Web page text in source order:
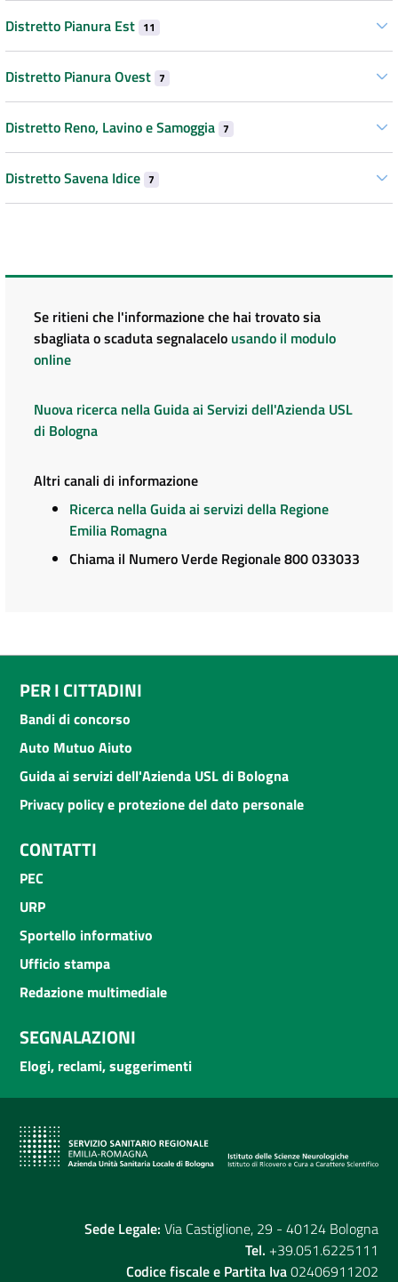
Distretto Pianura Est 11
Distretto Pianura Ovest 7
Distretto Reno, Lavino e Samoggia 7
Distretto Savena Idice 7
Se ritieni che l'informazione che hai trovato sia
sbagliata o scaduta segnalacelo usando il modulo
online
Nuova ricerca nella Guida ai Servizi dell'Azienda USL
di Bologna
Altri canali di informazione
Ricerca nella Guida ai servizi della Regione
Emilia Romagna
Chiama il Numero Verde Regionale 800 033033
PER I CITTADINI
Bandi di concorso
Auto Mutuo Aiuto
Guida ai servizi dell'Azienda USL di Bologna
Privacy policy e protezione del dato personale
CONTATTI
PEC
URP
Sportello informativo
Ufficio stampa
Redazione multimediale
SEGNALAZIONI
Elogi, reclami, suggerimenti
Sede Legale: Via Castiglione, 29 - 40124 Bologna
Tel. +39.051.6225111
Codice fiscale e Partita Iva02406911202